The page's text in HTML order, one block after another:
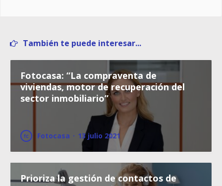
También te puede interesar...
Fotocasa: “La compraventa de
viviendas, motor de recuperación del
sector inmobiliario”
Fotocasa · 13 julio 2021
Prioriza la gestión de contactos de